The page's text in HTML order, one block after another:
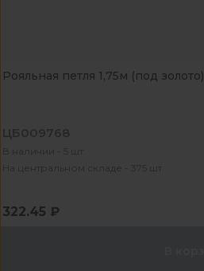
Рояльная петля 1,75м (под золото)
ЦБ009768
В наличии - 5 шт
На центральном складе - 375 шт
322.45 ₽